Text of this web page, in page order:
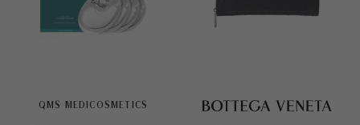
QMS MEDICOSMETICS